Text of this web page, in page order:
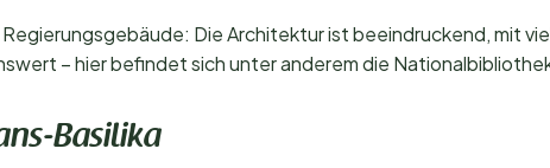
Regierungsgebäude: Die Architektur ist beeindruckend, mit
– hier befindet sich unter anderem die
Basilika